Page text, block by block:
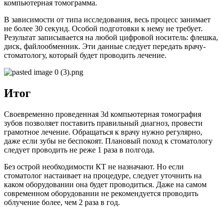
компьютерная томограмма.
В зависимости от типа исследования, весь процесс занимает
не более 30 секунд. Особой подготовки к нему не требует.
Результат записывается на любой цифровой носитель: флешка,
диск, файлообменник. Эти данные следует передать врачу-
стоматологу, который будет проводить лечение.
Итог
Своевременно проведенная 3d компьютерная томография
зубов позволяет поставить правильный диагноз, провести
грамотное лечение. Обращаться к врачу нужно регулярно,
даже если зубы не беспокоят. Плановый поход к стоматологу
следует проводить не реже 1 раза в полгода.
Без острой необходимости КТ не назначают. Но если
стоматолог настаивает на процедуре, следует уточнить на
каком оборудовании она будет проводиться. Даже на самом
современном оборудовании не рекомендуется проводить
облучение более, чем 2 раза в год.